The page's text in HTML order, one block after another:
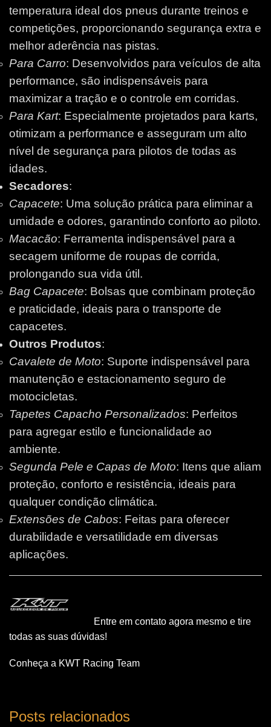
temperatura ideal dos pneus durante treinos e
competições, proporcionando segurança extra e
melhor aderência nas pistas.
Para Carro: Desenvolvidos para veículos de alta
performance, são indispensáveis para
maximizar a tração e o controle em corridas.
Para Kart: Especialmente projetados para karts,
otimizam a performance e asseguram um alto
nível de segurança para pilotos de todas as
idades.
Secadores:
Capacete: Uma solução prática para eliminar a
umidade e odores, garantindo conforto ao piloto.
Macacão: Ferramenta indispensável para a
secagem uniforme de roupas de corrida,
prolongando sua vida útil.
Bag Capacete: Bolsas que combinam proteção
e praticidade, ideais para o transporte de
capacetes.
Outros Produtos:
Cavalete de Moto: Suporte indispensável para
manutenção e estacionamento seguro de
motocicletas.
Tapetes Capacho Personalizados: Perfeitos
para agregar estilo e funcionalidade ao
ambiente.
Segunda Pele e Capas de Moto: Itens que aliam
proteção, conforto e resistência, ideais para
qualquer condição climática.
Extensões de Cabos: Feitas para oferecer
durabilidade e versatilidade em diversas
aplicações.
Entre em contato agora mesmo e tire
todas as suas dúvidas!
Conheça a KWT Racing Team
Posts relacionados